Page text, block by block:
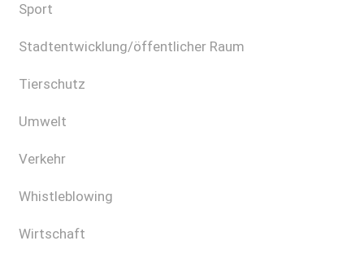
Sport
Stadtentwicklung/öffentlicher Raum
Tierschutz
Umwelt
Verkehr
Whistleblowing
Wirtschaft